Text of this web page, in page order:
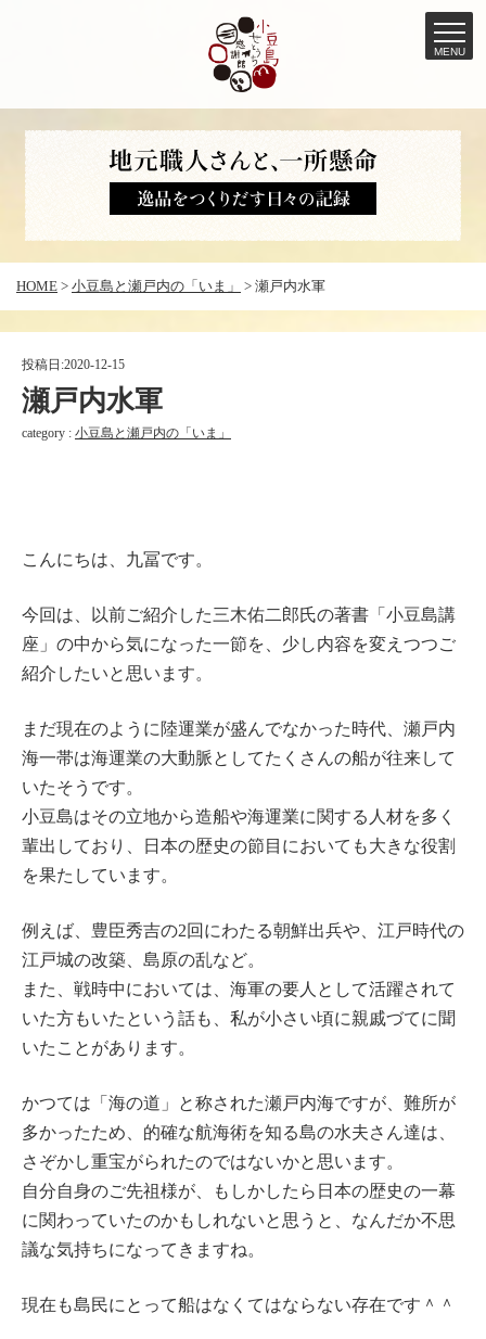
へ
MENU
HOME > 小豆島と瀬戸内の「いま」 > 瀬戸内水軍
投稿日:2020-12-15
瀬戸内水軍
category : 小豆島と瀬戸内の「いま」
こんにちは、九冨です。
今回は、以前ご紹介した三木佑二郎氏の著書「小豆島講
座」の中から気になった一節を、少し内容を変えつつご
紹介したいと思います。
まだ現在のように陸運業が盛んでなかった時代、瀬戸内
海一帯は海運業の大動脈としてたくさんの船が往来して
いたそうです。
小豆島はその立地から造船や海運業に関する人材を多く
輩出しており、日本の歴史の節目においても大きな役割
を果たしています。
例えば、豊臣秀吉の2回にわたる朝鮮出兵や、江戸時代の
江戸城の改築、島原の乱など。
また、戦時中においては、海軍の要人として活躍されて
いた方もいたという話も、私が小さい頃に親戚づてに聞
いたことがあります。
かつては「海の道」と称された瀬戸内海ですが、難所が
多かったため、的確な航海術を知る島の水夫さん達は、
さぞかし重宝がられたのではないかと思います。
自分自身のご先祖様が、もしかしたら日本の歴史の一幕
に関わっていたのかもしれないと思うと、なんだか不思
議な気持ちになってきますね。
現在も島民にとって船はなくてはならない存在です＾＾